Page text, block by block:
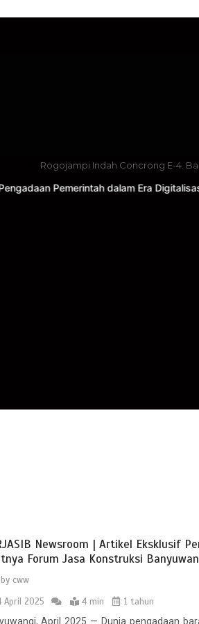
Rogojampi Indah Concrong E-4.
dalam Era Digitalisasi Pengadaan
Newsroom | Artikel Eksklusif
Forum Jasa Konstruksi
by cww
April 2025
4 min
1 tahun
April 2025 — Dunia pengadaan